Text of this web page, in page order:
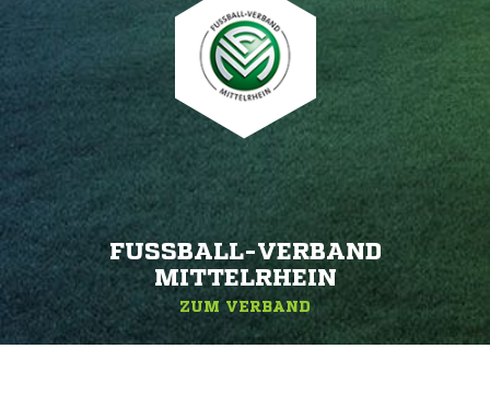
FUSSBALL-VERBAND M
ITTELRHEIN
ZUM VERBAND